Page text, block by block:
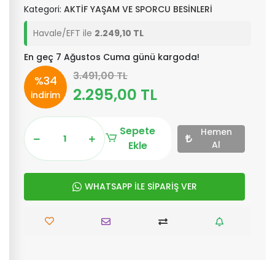
Kategori: AKTİF YAŞAM VE SPORCU BESİNLERİ
Havale/EFT ile 2.249,10 TL
En geç 7 Ağustos Cuma günü kargoda!
%34
indirim
3.491,00 TL
2.295,00 TL
Sepete
Ekle
Hemen
Al
WHATSAPP İLE SİPARİŞ VER